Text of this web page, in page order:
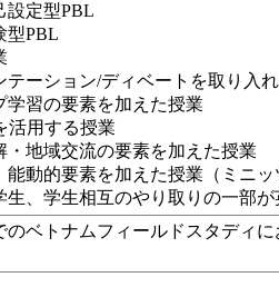
設定型PBL
型PBL
テーション/ディベートを取り入
学習の要素を加えた授業
活用する授業
・地域交流の要素を加えた授業
能動的要素を加えた授業（ ミニ
生、学生相互のやり取りの一部
のベトナムフィールドスタディ